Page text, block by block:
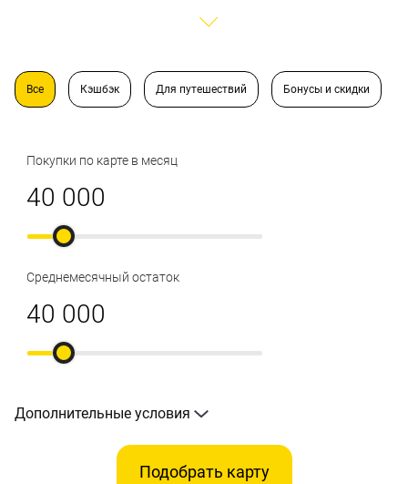
Все Кэшбэк Для путешествий Бонусы и скидки
Покупки по карте в месяц
Среднемесячный остаток
Дополнительные условия
Подобрать карту